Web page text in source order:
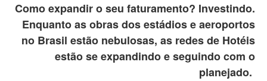
Como expandir o seu faturamento? Investindo.
Enquanto as obras dos estádios e aeroportos
no Brasil estão nebulosas, as redes de Hotéis
estão se expandindo e seguindo com o
planejado.